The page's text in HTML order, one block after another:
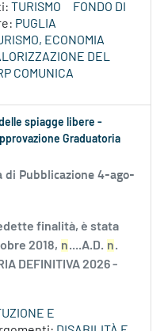
TURISMO
FONDO DI
PUGLIA
ECONOMIA
DEL
COMUNICA
spiagge libere -
Graduatoria
di Pubblicazione 4-ago-
finalità, è stata
2018, n....A.D. n.
DEFINITIVA 2026 -
E